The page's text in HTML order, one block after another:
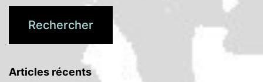
Articles récents